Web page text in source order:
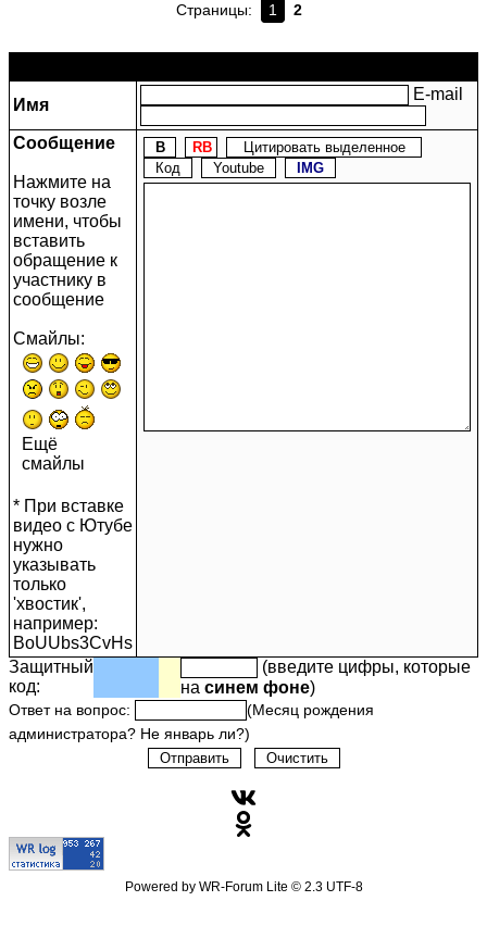
Страницы: 1 2
Имя
E-mail
Сообщение
Нажмите на
точку возле
имени, чтобы
вставить
обращение к
участнику в
сообщение
Смайлы:
Ещё
смайлы
* При вставке
видео с Ютубе
нужно
указывать
только
'хвостик',
например:
BoUUbs3CvHs
Защитный
код:
(введите цифры, которые
на синем фоне)
Ответ на вопрос:
(Месяц рождения
администратора? Не январь ли?)
Powered by WR-Forum Lite © 2.3 UTF-8